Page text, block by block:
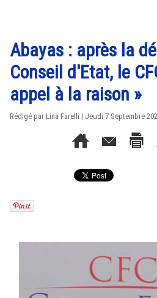
Abayas : après la
Conseil d'Etat, le
appel à la raison »
Rédigé par Lina Farelli | Jeudi 7 Septembre